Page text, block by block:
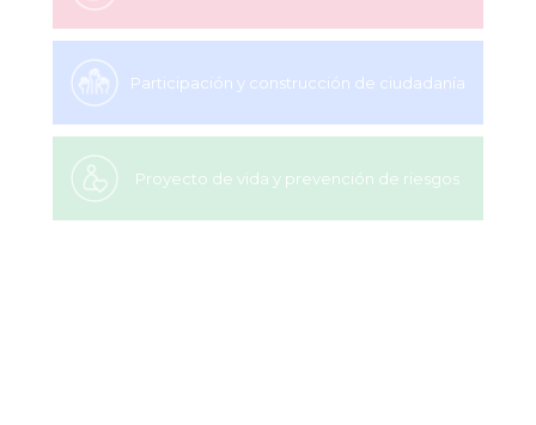
Participación y construcción de ciudadanía
Proyecto de vida y prevención de riesgos